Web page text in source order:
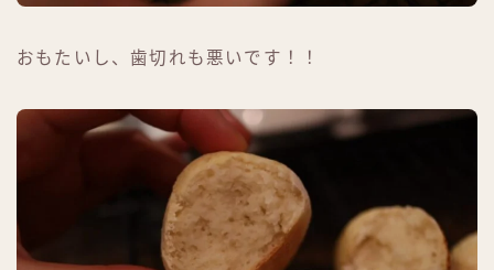
おもたいし、歯切れも悪いです！！